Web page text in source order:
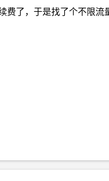
费了，于是找了个不限流